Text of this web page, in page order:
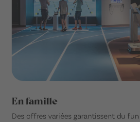
En famille
Des offres variées garantissent du